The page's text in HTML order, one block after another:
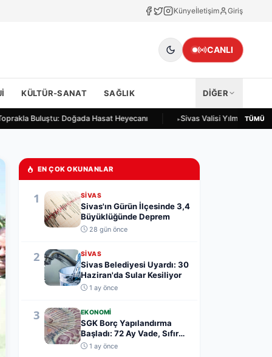
Künyeİletişim Giriş
CANLI
KÜLTÜR-SANAT SAĞLIK DİĞER
Buluştu: Doğada Hasat Heyecanı Sivas Valisi Yılmaz Şimşek
TÜMÜ
EN ÇOK OKUNANLAR
1 SIVAS
Sivas'ın Gürün İlçesinde 3,4
Büyüklüğünde Deprem
28 gün önce
2 SIVAS
Sivas Belediyesi Uyardı: 30
Haziran'da Sular Kesiliyor
1 ay önce
3 EKONOMI
SGK Borç Yapılandırma
Başladı: 72 Ay Vade, Sıfır
Teminat
1 ay önce